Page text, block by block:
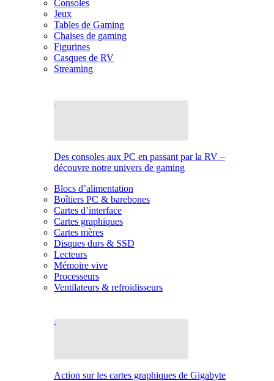
Consoles
Jeux
Tables de Gaming
Chaises de gaming
Figurines
Casques de RV
Streaming
Des consoles aux PC en passant par la RV –
découvre notre univers de gaming
Blocs d’alimentation
Boîtiers PC & barebones
Cartes d’interface
Cartes graphiques
Cartes mères
Disques durs & SSD
Lecteurs
Mémoire vive
Processeurs
Ventilateurs & refroidisseurs
Action sur les cartes graphiques de Gigabyte